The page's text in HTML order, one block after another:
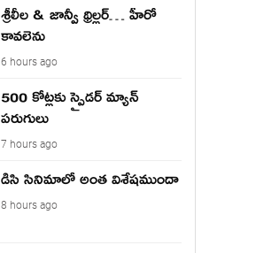
శ్రీలీల & జాన్వీ థ్రిల్లర్… హీరో
కావలెను
6 hours ago
500 కోట్లకు స్పైడర్ మ్యాన్
పరుగులు
7 hours ago
డిసి సినిమాలో అంత విశేషముందా
8 hours ago